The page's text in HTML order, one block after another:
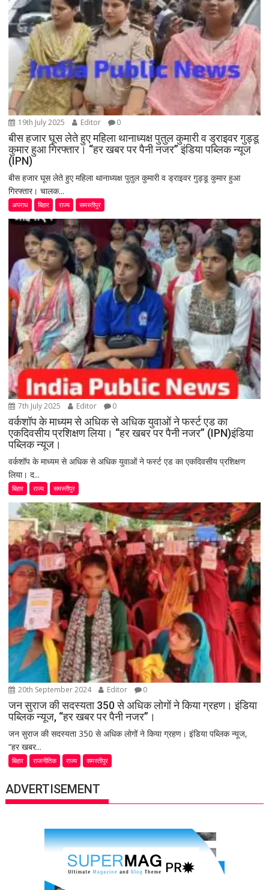
19th July 2025 Editor 0
बीस हजार घूस लेते हुए महिला थानाध्यक्ष पुतुल कुमारी व ड्राइवर गुड्डू
कुमार हुआ गिरफ्तार। “हर खबर पर पैनी नजर” इंडिया पब्लिक न्यूज
(IPN)
बीस हजार घूस लेते हुए महिला थानाध्यक्ष पुतुल कुमारी व ड्राइवर गुड्डू कुमार हुआ
गिरफ्तार। चालक...
अपराध बिहार राज्य समस्तीपुर
7th July 2025 Editor 0
वर्कशॉप के माध्यम से अधिक से अधिक युवाओं ने फर्स्ट एड का
एकदिवसीय प्रशिक्षण लिया। “हर खबर पर पैनी नजर” (IPN)इंडिया
पब्लिक न्यूज।
वर्कशॉप के माध्यम से अधिक से अधिक युवाओं ने फर्स्ट एड का एकदिवसीय प्रशिक्षण
लिया। द...
बिहार राज्य समस्तीपुर
20th September 2024 Editor 0
जन सुराज की सदस्यता 350 से अधिक लोगों ने किया ग्रहण। इंडिया
पब्लिक न्यूज, “हर खबर पर पैनी नजर”।
जन सुराज की सदस्यता 350 से अधिक लोगों ने किया ग्रहण। इंडिया पब्लिक न्यूज,
“हर खबर...
बिहार राजनीतिक राज्य समस्तीपुर
ADVERTISEMENT